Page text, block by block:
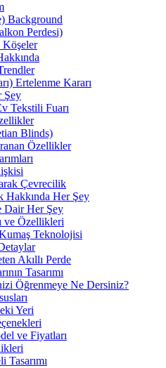
Background
Perdesi)
Köşeler
Ertelenme Kararı
Şey
Tekstili Fuarı
Blinds)
Özellikler
Çevrecilik
Her Şey
Dair Her Şey
ve Özellikleri
Teknolojisi
Akıllı Perde
Tasarımı
Öğrenmeye Ne Dersiniz?
Yeri
ve Fiyatları
Tasarımı